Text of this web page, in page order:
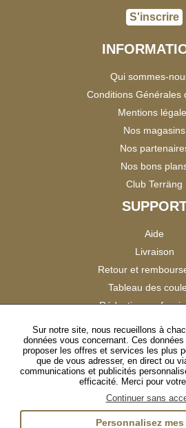
S'inscrire
Qui sommes-
Conditions Générales
Mentions
Nos magasins
Nos
Nos bons
Club Terräng
Aide
Livraison
Retour et
Tableau des
Réduction
Satisfaction
SUIVEZ-
Sur notre site, nous recueillons à
données vous concernant. Ces
proposer les offres et services les plus
que de vous adresser, en direct ou
communications et publicités
efficacité. Merci pour
Continuer sans
Personnalisez